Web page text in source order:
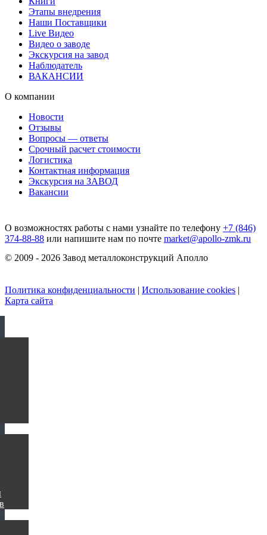
Этапы внедрения
Наши Поставщики
Live Видео
Видео о заводе
Экскурсия на завод
Наблюдатель
ВАКАНСИИ
О компании
Новости
Отзывы
Вопросы — ответы
Срочный расчет стоимости
Логистика
Контактная информация
Экскурсия на ЗАВОД
Вакансии
О возможностях работы с нами узнайте по телефону +7 (846)
374-88-88 или напишите нам по почте market@apollo-zmk.ru
© 2009 - 2026 Завод металлоконструкций Аполло
Политика конфиденциальности | Использование cookies |
Карта сайта